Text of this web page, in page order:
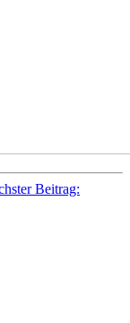
Beitrag: